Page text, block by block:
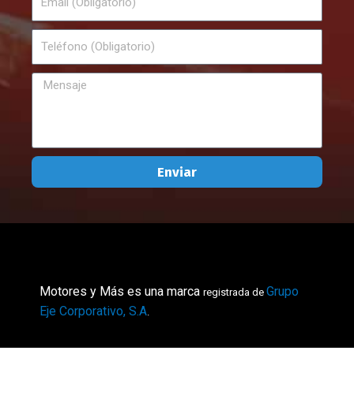
Teléfono
Mensaje
Enviar
Motores y Más es una marca registrada de Grupo
Eje Corporativo, S.A.